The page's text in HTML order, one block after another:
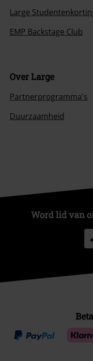
Large
EMP Backstage Club
Over Large
Partnerprogramma's
Duurzaamheid
Word lid van